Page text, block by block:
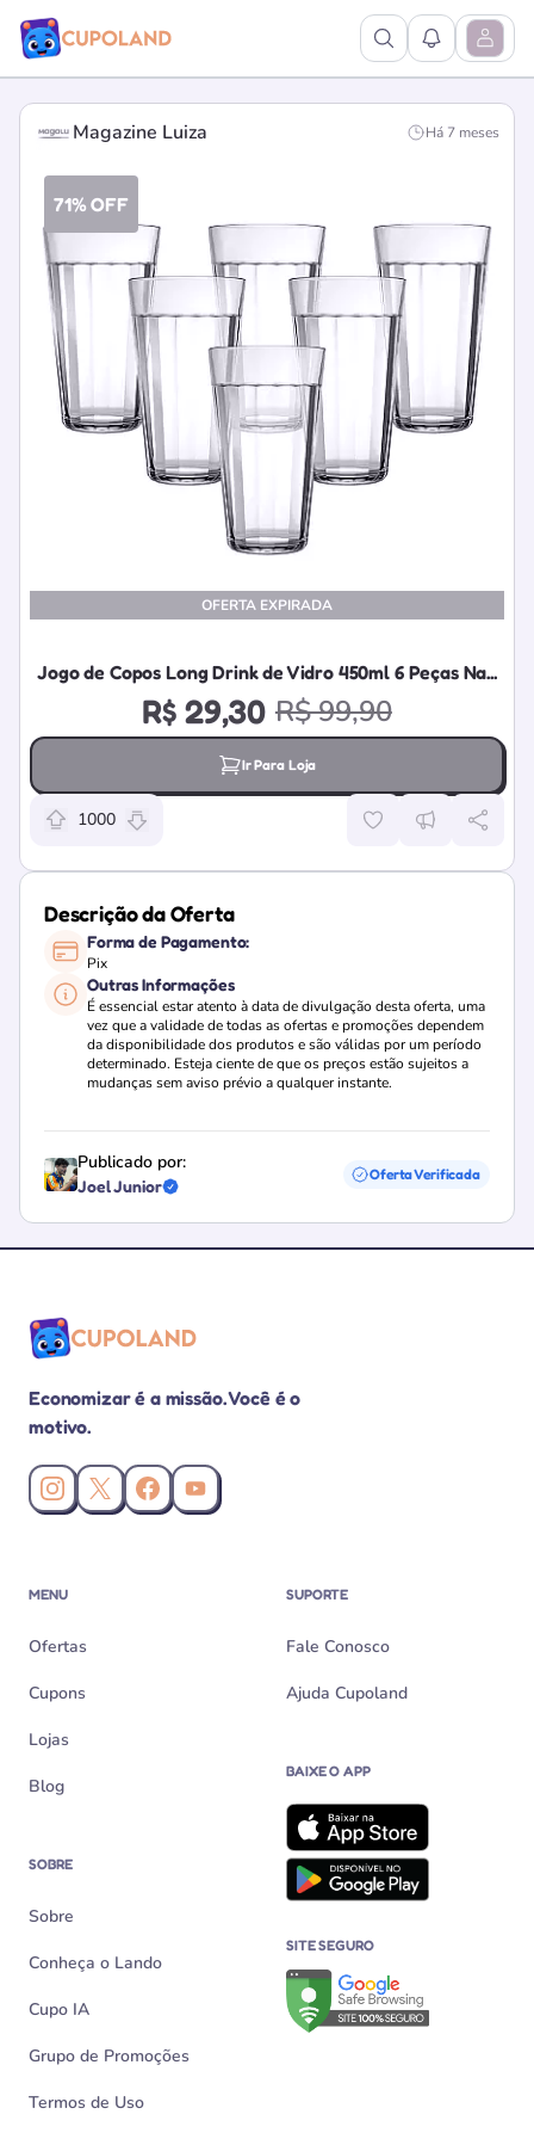
Ver Pesquisa
Ver Abrir
71% OFF
OFERTA EXPIRADA
Magazine Luiza Há 7 meses
Jogo de Copos Long Drink de Vidro 450ml 6 Peças Na...
R$ 29,30 R$ 99,90
Ir Para Loja
Relevância da oferta: 1000 pontos
1000
Descrição da Oferta
Forma de Pagamento:
Pix
Outras Informações
É essencial estar atento à data de divulgação desta oferta, uma
vez que a validade de todas as ofertas e promoções dependem
da disponibilidade dos produtos e são válidas por um período
determinado. Esteja ciente de que os preços estão sujeitos a
mudanças sem aviso prévio a qualquer instante.
Publicado por:
Joel JuniorLoja verificada
Oferta Verificada
Economizar é a missão. Você é o
motivo.
Instagram da Cupoland
X (Twitter) da Cupoland
Facebook da Cupoland
Canal da Cupoland no YouTube
MENU
Ofertas
Cupons
Lojas
Blog
SOBRE
Sobre
Conheça o Lando
Cupo IA
Grupo de Promoções
Termos de Uso
SUPORTE
Fale Conosco
Ajuda Cupoland
BAIXE O APP
SITE SEGURO
Verificação de site seguro